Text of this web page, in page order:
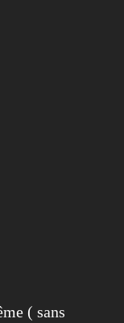
( sans